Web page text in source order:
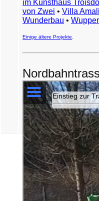
im Kunsthaus
von Zwei • Villa
Wunderbau •
Einige ältere Projekte